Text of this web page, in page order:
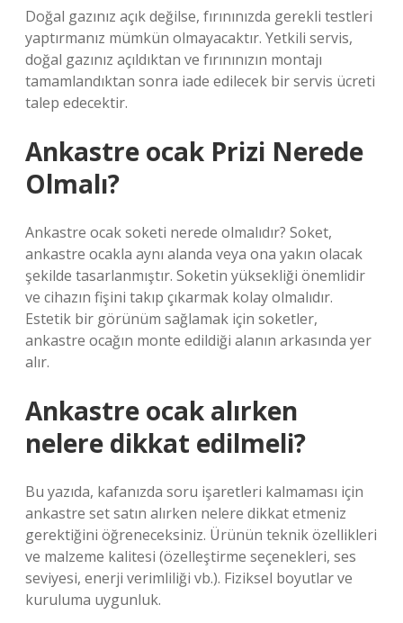
Doğal gazınız açık değilse, fırınınızda gerekli testleri
yaptırmanız mümkün olmayacaktır. Yetkili servis,
doğal gazınız açıldıktan ve fırınınızın montajı
tamamlandıktan sonra iade edilecek bir servis ücreti
talep edecektir.
Ankastre ocak Prizi Nerede
Olmalı?
Ankastre ocak soketi nerede olmalıdır? Soket,
ankastre ocakla aynı alanda veya ona yakın olacak
şekilde tasarlanmıştır. Soketin yüksekliği önemlidir
ve cihazın fişini takıp çıkarmak kolay olmalıdır.
Estetik bir görünüm sağlamak için soketler,
ankastre ocağın monte edildiği alanın arkasında yer
alır.
Ankastre ocak alırken
nelere dikkat edilmeli?
Bu yazıda, kafanızda soru işaretleri kalmaması için
ankastre set satın alırken nelere dikkat etmeniz
gerektiğini öğreneceksiniz. Ürünün teknik özellikleri
ve malzeme kalitesi (özelleştirme seçenekleri, ses
seviyesi, enerji verimliliği vb.). Fiziksel boyutlar ve
kuruluma uygunluk.